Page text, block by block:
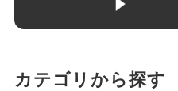
カテゴリから探す